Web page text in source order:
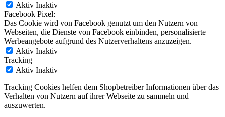
Aktiv Inaktiv
Facebook Pixel:
Das Cookie wird von Facebook genutzt um den Nutzern von
Webseiten, die Dienste von Facebook einbinden, personalisierte
Werbeangebote aufgrund des Nutzerverhaltens anzuzeigen.
Aktiv Inaktiv
Tracking
Aktiv Inaktiv
Tracking Cookies helfen dem Shopbetreiber Informationen über das
Verhalten von Nutzern auf ihrer Webseite zu sammeln und
auszuwerten.